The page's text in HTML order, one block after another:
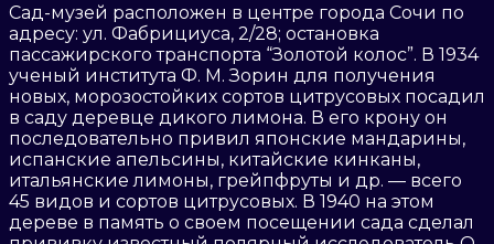
Сад-музей расположен в центре города Сочи по
адресу: ул. Фабрициуса, 2/28; остановка
пассажирского транспорта “Золотой колос”. В 1934
ученый института Ф. М. Зорин для получения
новых, морозостойких сортов цитрусовых посадил
в саду деревце дикого лимона. В его крону он
последовательно привил японские мандарины,
испанские апельсины, китайские кинканы,
итальянские лимоны, грейпфруты и др. — всего
45 видов и сортов цитрусовых. В 1940 на этом
дереве в память о своем посещении сада сделал